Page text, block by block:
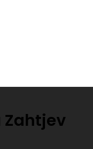
Zahtjev